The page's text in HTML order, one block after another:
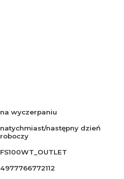
na wyczerpaniu
natychmiast/następny dzień
roboczy
FS100WT_OUTLET
4977766772112